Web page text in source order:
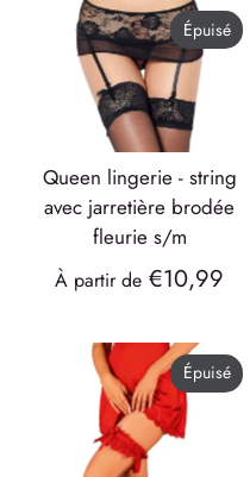
queen lingerie - string
avec jarretière brodée
fleurie s/m
À partir de €10,99
Épuisé
Épuisé